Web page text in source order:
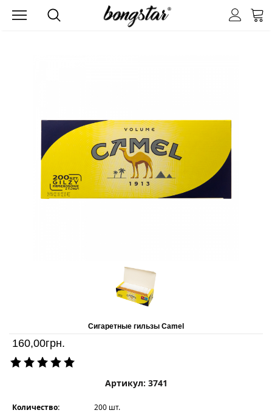
Сигаретные гильзы Camel
160,00грн.
Артикул: 3741
Количество: 200 шт.